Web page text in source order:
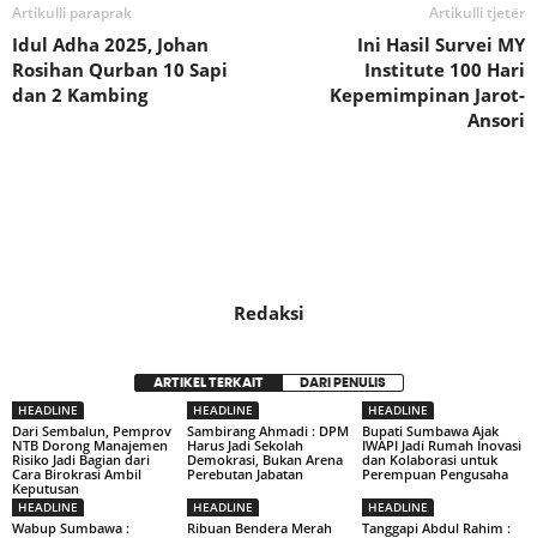
Artikulli paraprak
Idul Adha 2025, Johan
Rosihan Qurban 10 Sapi
dan 2 Kambing
Artikulli tjetër
Ini Hasil Survei MY
Institute 100 Hari
Kepemimpinan Jarot-
Ansori
Redaksi
ARTIKEL TERKAIT DARI PENULIS
HEADLINE
Dari Sembalun, Pemprov
NTB Dorong Manajemen
Risiko Jadi Bagian dari
Cara Birokrasi Ambil
Keputusan
HEADLINE
Sambirang Ahmadi : DPM
Harus Jadi Sekolah
Demokrasi, Bukan Arena
Perebutan Jabatan
HEADLINE
Bupati Sumbawa Ajak
IWAPI Jadi Rumah Inovasi
dan Kolaborasi untuk
Perempuan Pengusaha
HEADLINE
Wabup Sumbawa :
HEADLINE
Ribuan Bendera Merah
HEADLINE
Tanggapi Abdul Rahim :